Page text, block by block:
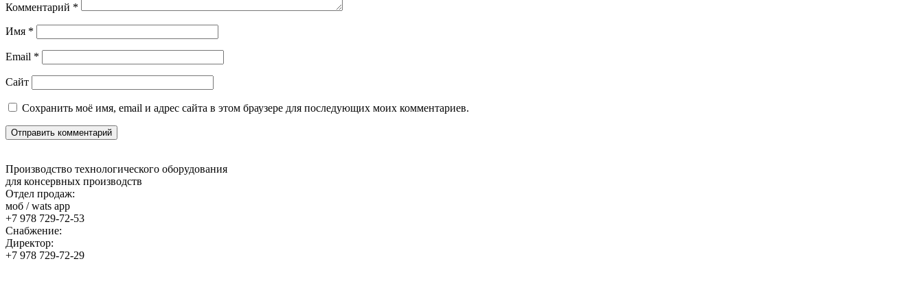
Комментарий *
Имя *
Email *
Сайт
Сохранить моё имя, email и адрес сайта в этом браузере для последующих моих комментариев.
Производство технологического оборудования
для консервных производств
Отдел продаж:
моб / wats app
+7 978 729-72-53
Снабжение:
Директор:
+7 978 729-72-29